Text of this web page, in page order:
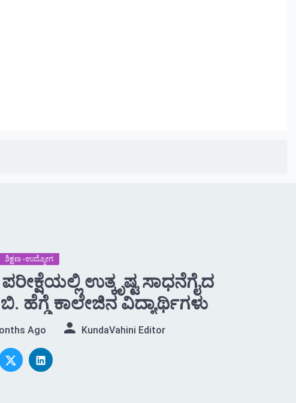
ಶಿಕ್ಷಣ -ಉದ್ಯೋಗ
ಉತ್ಕೃಷ್ಟ ಸಾಧನೆಗೈದ
ಹೆಗ್ಡೆ ಕಾಲೇಜಿನ ವಿದ್ಯಾರ್ಥಿಗಳು
Ago KundaVahini Editor